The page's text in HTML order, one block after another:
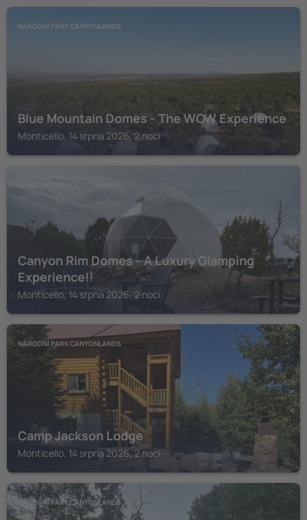
NÁRODNÍ PARK CANYONLANDS
Blue Mountain Domes - The WOW Experience
Monticello, 14 srpna 2026, 2 noci
NÁRODNÍ PARK CANYONLANDS
Canyon Rim Domes - A Luxury Glamping
Experience!!
Monticello, 14 srpna 2026, 2 noci
NÁRODNÍ PARK CANYONLANDS
Camp Jackson Lodge
Monticello, 14 srpna 2026, 2 noci
NÁRODNÍ PARK CANYONLANDS